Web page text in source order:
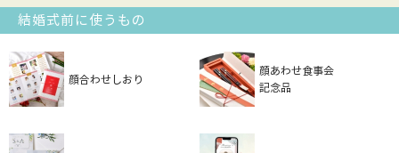
結婚式前に使うもの
顔合わせしおり
顔あわせ食事会
記念品